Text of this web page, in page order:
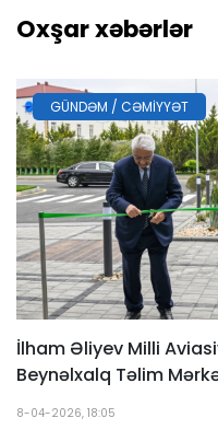
Oxşar xəbərlər
GÜNDƏM / CƏMIYYƏT
İlham Əliyev Milli
Beynəlxalq Təlim
8-04-2026, 18:05